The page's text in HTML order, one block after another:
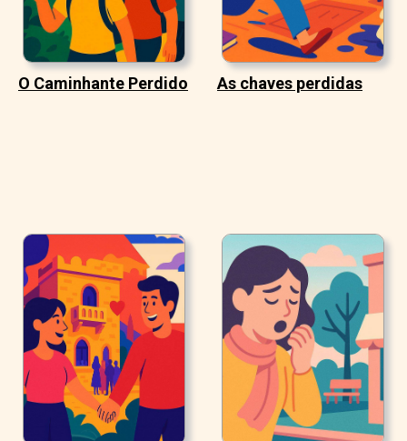
O Caminhante Perdido As chaves perdidas